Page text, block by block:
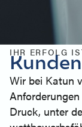
IHR ERFOLG
Wir bei Katun
Druck, unter